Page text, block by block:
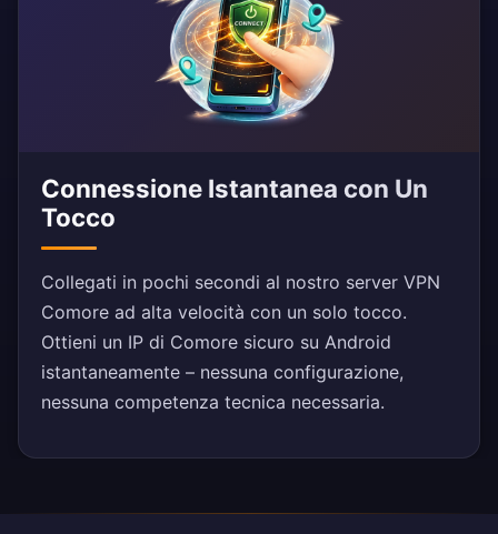
Connessione Istantanea con Un
Tocco
Collegati in pochi secondi al nostro server VPN
Comore ad alta velocità con un solo tocco.
Ottieni un IP di Comore sicuro su Android
istantaneamente – nessuna configurazione,
nessuna competenza tecnica necessaria.